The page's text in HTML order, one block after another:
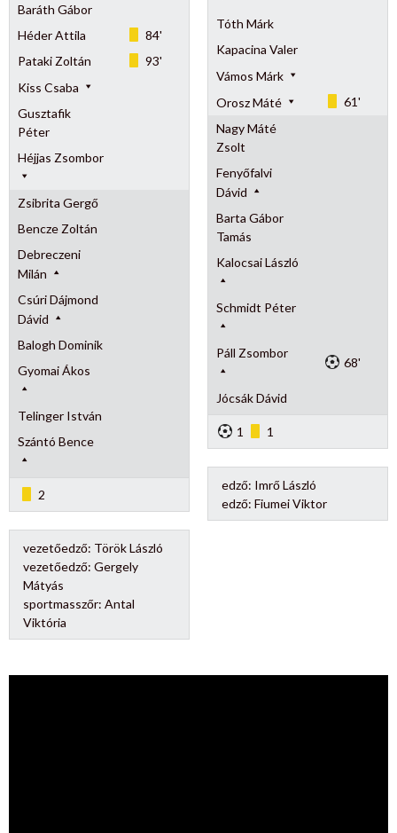
Baráth Gábor
Héder Attila
84'
Pataki Zoltán
93'
Kiss Csaba
Gusztafik
Péter
Héjjas Zsombor
Zsibrita Gergő
Bencze Zoltán
Debreczeni
Milán
Csúri Dájmond
Dávid
Balogh Dominik
Gyomai Ákos
Telinger István
Szántó Bence
2
vezetőedző: Török László
vezetőedző: Gergely
Mátyás
sportmasszőr: Antal
Viktória
Tóth Márk
Kapacina Valer
Vámos Márk
Orosz Máté
61'
Nagy Máté
Zsolt
Fenyőfalvi
Dávid
Barta Gábor
Tamás
Kalocsai László
Schmidt Péter
Páll Zsombor
68'
Jócsák Dávid
1 1
edző: Imrő László
edző: Fiumei Viktor